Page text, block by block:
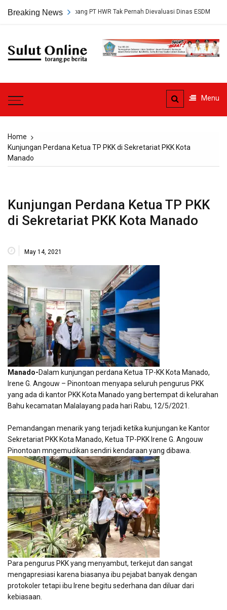
Breaking News
Tambang PT HWR Tak Pernah Dievaluasi Dinas ESDM
Sulut
Menu
Home
Kunjungan Perdana Ketua TP PKK di Sekretariat PKK Kota
Manado
Kunjungan Perdana Ketua TP PKK
di Sekretariat PKK Kota Manado
May 14, 2021
Manado-Dalam kunjungan perdana Ketua TP-KK Kota Manado,
Irene G. Angouw – Pinontoan menyapa seluruh pengurus PKK
yang ada di kantor PKK Kota Manado yang bertempat di kelurahan
Bahu kecamatan Malalayang pada hari Rabu, 12/5/2021.
Pemandangan menarik yang terjadi ketika kunjungan ke Kantor
Sekretariat PKK Kota Manado, Ketua TP-PKK Irene G. Angouw
Pinontoan mngemudikan sendiri kendaraan yang dibawa.
Para pengurus PKK yang menyambut, terkejut dan sangat
mengapresiasi karena biasanya ibu pejabat banyak dengan
protokoler tetapi ibu Irene begitu sederhana dan diluar dari
kebiasaan.